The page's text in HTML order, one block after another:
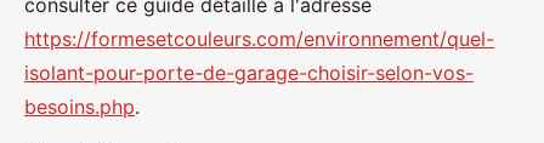
consulter ce guide détaillé à l'adresse
https://formesetcouleurs.com/environnement/quel-
isolant-pour-porte-de-garage-choisir-selon-vos-
besoins.php.